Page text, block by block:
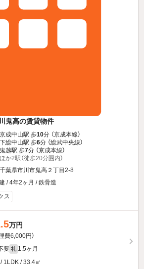
鬼高の賃貸物件
京成中山駅 歩10分 （京成本線）
下総中山駅 歩6分 （総武中央線）
鬼越駅 歩7分 （京成本線）
ほか2駅（徒歩20分圏内）
千葉県市川市鬼高２丁目2-8
/ 4年2ヶ月 / 鉄骨造
ス
万円
費6,000円）
要 礼 1.5ヶ月
1LDK / 33.4㎡